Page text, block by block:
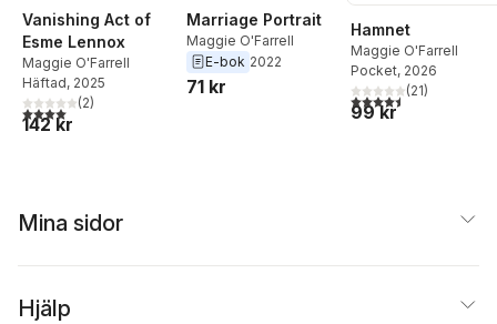
Vanishing Act of
Esme Lennox
Maggie O'Farrell
Häftad, 2025
4,0utav 5 stjärnor. Totalt antal röster:
(2)
142 kr
Marriage Portrait
Maggie O'Farrell
E-bok 2022
71 kr
Hamnet
Maggie O'Farrell
Pocket, 2026
4,5utav 5 stjärnor.
(21)
99 kr
Mina sidor
Hjälp